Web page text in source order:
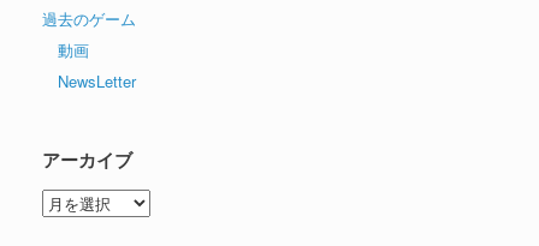
過去のゲーム
動画
NewsLetter
アーカイブ
ア
ー